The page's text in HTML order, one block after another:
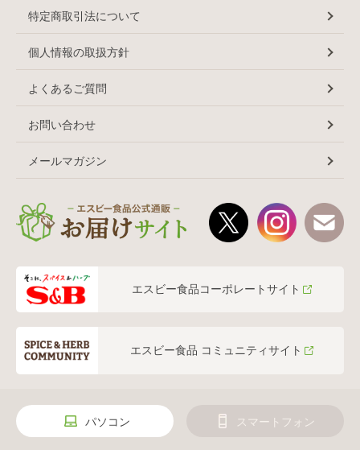
特定商取引法について
個人情報の取扱方針
よくあるご質問
お問い合わせ
メールマガジン
エスビー食品コーポレートサイト
エスビー食品 コミュニティサイト
パソコン スマートフォン